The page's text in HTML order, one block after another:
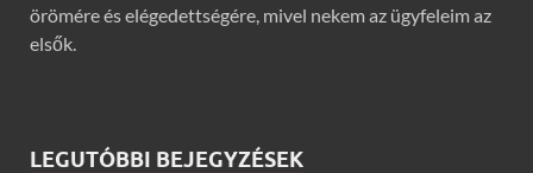
örömére és elégedettségére, mivel nekem az ügyfeleim az
elsők.
LEGUTÓBBI BEJEGYZÉSEK